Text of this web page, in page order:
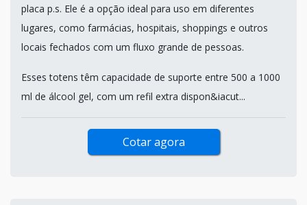
placa p.s. Ele é a opção ideal para uso em diferentes
lugares, como farmácias, hospitais, shoppings e outros
locais fechados com um fluxo grande de pessoas.
Esses totens têm capacidade de suporte entre 500 a 1000
ml de álcool gel, com um refil extra dispon&iacut...
Cotar agora